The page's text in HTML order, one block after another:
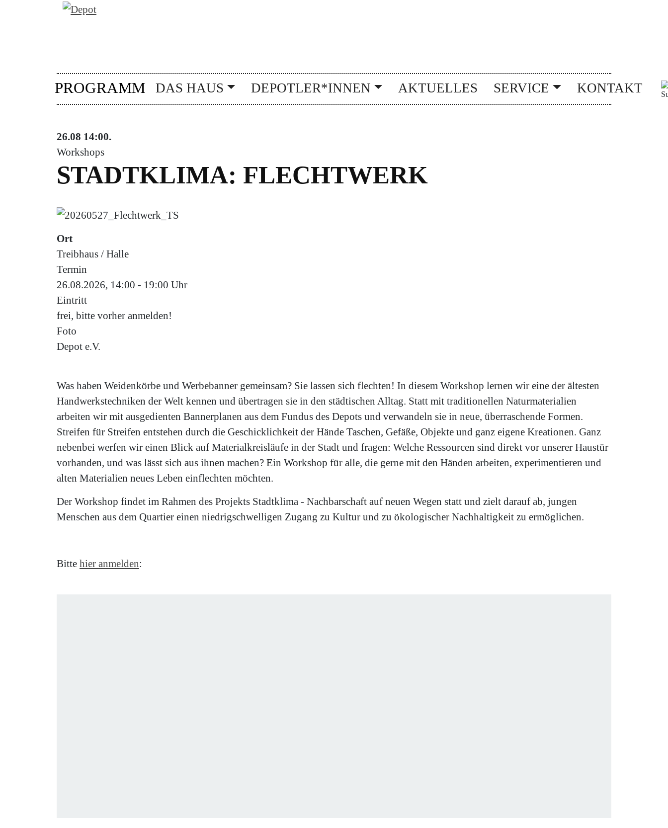
PROGRAMM DAS HAUS DEPOTLER*INNEN AKTUELLES SERVICE KONTAKT
26.08 14:00.
Workshops
STADTKLIMA: FLECHTWERK
Ort
Treibhaus / Halle
Termin
26.08.2026, 14:00 - 19:00 Uhr
Eintritt
frei, bitte vorher anmelden!
Foto
Depot e.V.
Was haben Weidenkörbe und Werbebanner gemeinsam? Sie lassen sich flechten! In diesem Workshop lernen wir eine der ältesten
Handwerkstechniken der Welt kennen und übertragen sie in den städtischen Alltag. Statt mit traditionellen Naturmaterialien
arbeiten wir mit ausgedienten Bannerplanen aus dem Fundus des Depots und verwandeln sie in neue, überraschende Formen.
Streifen für Streifen entstehen durch die Geschicklichkeit der Hände Taschen, Gefäße, Objekte und ganz eigene Kreationen. Ganz
nebenbei werfen wir einen Blick auf Materialkreisläufe in der Stadt und fragen: Welche Ressourcen sind direkt vor unserer Haustür
vorhanden, und was lässt sich aus ihnen machen? Ein Workshop für alle, die gerne mit den Händen arbeiten, experimentieren und
alten Materialien neues Leben einflechten möchten.
Der Workshop findet im Rahmen des Projekts Stadtklima - Nachbarschaft auf neuen Wegen statt und zielt darauf ab, jungen
Menschen aus dem Quartier einen niedrigschwelligen Zugang zu Kultur und zu ökologischer Nachhaltigkeit zu ermöglichen.
Bitte hier anmelden: